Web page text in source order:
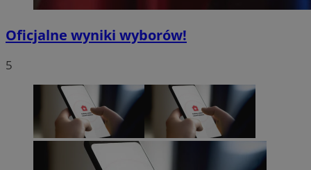
Oficjalne wyniki wyborów!
5